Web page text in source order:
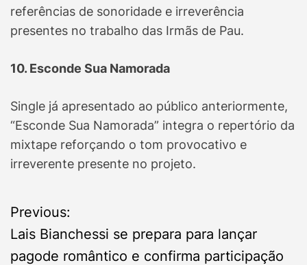
referências de sonoridade e irreverência
presentes no trabalho das Irmãs de Pau.
10. Esconde Sua Namorada
Single já apresentado ao público anteriormente,
“Esconde Sua Namorada” integra o repertório da
mixtape reforçando o tom provocativo e
irreverente presente no projeto.
P
o
Previous:
Lais Bianchessi se prepara para lançar
pagode romântico e confirma participação